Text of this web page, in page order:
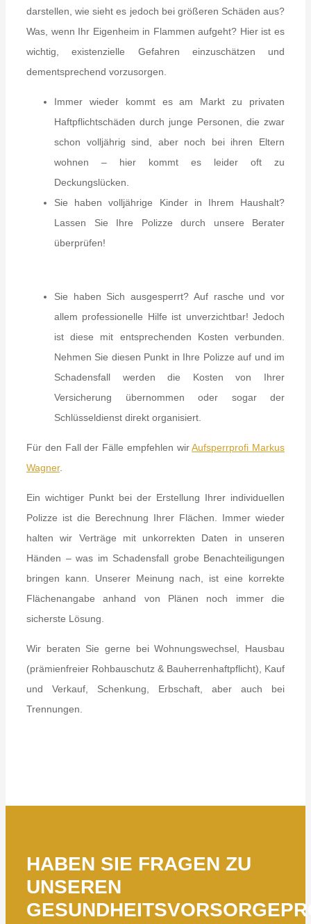
darstellen, wie sieht es jedoch bei größeren Schäden aus?
Was, wenn Ihr Eigenheim in Flammen aufgeht? Hier ist es
wichtig, existenzielle Gefahren einzuschätzen und
dementsprechend vorzusorgen.
Immer wieder kommt es am Markt zu privaten
Haftpflichtschäden durch junge Personen, die zwar
schon volljährig sind, aber noch bei ihren Eltern
wohnen – hier kommt es leider oft zu
Deckungslücken.
Sie haben volljährige Kinder in Ihrem Haushalt?
Lassen Sie Ihre Polizze durch unsere Berater
überprüfen!
Sie haben Sich ausgesperrt? Auf rasche und vor
allem professionelle Hilfe ist unverzichtbar! Jedoch
ist diese mit entsprechenden Kosten verbunden.
Nehmen Sie diesen Punkt in Ihre Polizze auf und im
Schadensfall werden die Kosten von Ihrer
Versicherung übernommen oder sogar der
Schlüsseldienst direkt organisiert.
Für den Fall der Fälle empfehlen wirAufsperrprofi Markus
Wagner.
Ein wichtiger Punkt bei der Erstellung Ihrer individuellen
Polizze ist die Berechnung Ihrer Flächen. Immer wieder
halten wir Verträge mit unkorrekten Daten in unseren
Händen – was im Schadensfall grobe Benachteiligungen
bringen kann. Unserer Meinung nach, ist eine korrekte
Flächenangabe anhand von Plänen noch immer die
sicherste Lösung.
Wir beraten Sie gerne bei Wohnungswechsel, Hausbau
(prämienfreier Rohbauschutz & Bauherrenhaftpflicht), Kauf
und Verkauf, Schenkung, Erbschaft, aber auch bei
Trennungen.
HABEN SIE FRAGEN ZU
UNSEREN